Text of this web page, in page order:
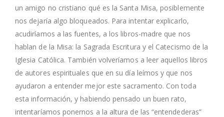
un amigo no cristiano qué es la Santa Misa, posiblemente
nos dejaría algo bloqueados. Para intentar explicarlo,
acudiríamos a las fuentes, a los libros-madre que nos
hablan de la Misa: la Sagrada Escritura y el Catecismo de la
Iglesia Católica. También volveríamos a leer aquellos libros
de autores espirituales que en su día leímos y que nos
ayudaron a entender mejor este sacramento. Con toda
esta información, y habiendo pensado un buen rato,
intentaríamos ponernos a la altura de las “entendederas”